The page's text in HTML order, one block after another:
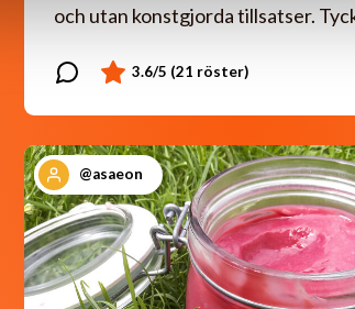
och utan konstgjorda tillsatser.
@asaeon